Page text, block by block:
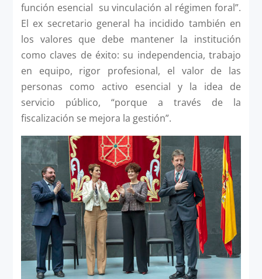
función esencial su vinculación al régimen foral”.
El ex secretario general ha incidido también en
los valores que debe mantener la institución
como claves de éxito: su independencia, trabajo
en equipo, rigor profesional, el valor de las
personas como activo esencial y la idea de
servicio público, “porque a través de la
fiscalización se mejora la gestión”.